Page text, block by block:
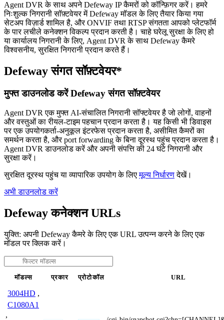
Agent DVR के साथ अपने Defeway IP कैमरों को कॉन्फ़िगर करें। हमरे
निःशुल्क निगरानी सॉफ़्टवेयर में Defeway मॉडल के लिए तैयार किया गया
सेटअप विज़ार्ड शामिल है, और ONVIF तथा RTSP संगतता आपको प्लेटफॉर्म
के पार लचीले कनेक्शन विकल्प प्रदान करती है। चाहे घरेलू सुरक्षा के लिए हो
या कार्यालय निगरानी के लिए, Agent DVR के साथ Defeway कैमरे
विश्वसनीय, सुरक्षित निगरानी प्रदान करते हैं।
Defeway संगत सॉफ़्टवेयर*
मुफ्त डाउनलोड करें Defeway संगत सॉफ़्टवेयर
Agent DVR एक मुफ्त AI-संचालित निगरानी सॉफ्टवेयर है जो लोगों, वाहनों
और वस्तुओं का रीयल-टाइम पहचान प्रदान करता है। यह किसी भी डिवाइस
पर एक उपयोगकर्ता-अनुकूल इंटरफेस प्रदान करता है, असीमित कैमरों का
समर्थन करता है, और port forwarding के बिना दूरस्थ पहुंच प्रदान करता है।
Agent DVR डाउनलोड करें और अपनी संपत्ति की 24 घंटे निगरानी और
सुरक्षा करें।
सुरक्षित दूरस्थ पहुंच या व्यापारिक उपयोग के लिएमूल्य निर्धारणदेखें।
अभी डाउनलोड करें
Defeway कनेक्शन URLs
युक्ति: अपनी Defeway कैमरे के लिए एक URL उत्पन्न करने के लिए एक
मॉडल पर क्लिक करें।
मॉडल्स प्रकार प्रोटोकॉल URL
3004HD ,
C1080A1
,